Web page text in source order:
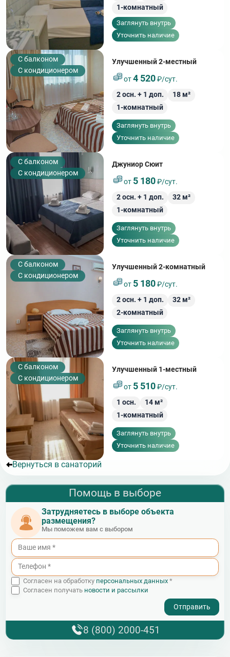
1-комнатный
Заглянуть внутрь
Уточнить наличие
C балконом
С кондиционером
Улучшенный 2-местный
от4 520₽/сут.
2осн. + 1 доп. 18м²
1-комнатный
Заглянуть внутрь
Уточнить наличие
C балконом
С кондиционером
Джуниор Сюит
от 5 180₽/сут.
2осн. + 1 доп. 32м²
1-комнатный
Заглянуть внутрь
Уточнить наличие
C балконом
С кондиционером
Улучшенный 2‑комнатный
от 5 180₽/сут.
2осн. + 1 доп. 32м²
2-комнатный
Заглянуть внутрь
Уточнить наличие
C балконом
С кондиционером
Улучшенный 1-местный
от 5 510₽/сут.
1 осн. 14м²
1-комнатный
Заглянуть внутрь
Уточнить наличие
Вернуться в санаторий
Помощь в выборе
Затрудняетесь в выборе объекта
размещения?
Мы поможем вам с выбором
Согласен на обработку персональных данных *
Согласен получать новости и рассылки
8 (800) 2000-451